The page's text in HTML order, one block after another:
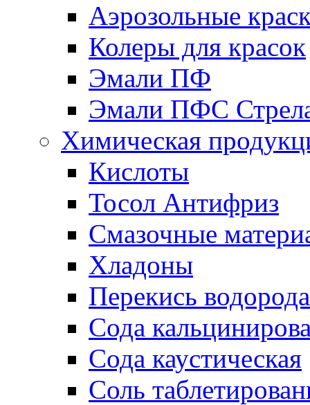
Аэрозольные
Колеры для красок
Эмали ПФ
Эмали ПФС
Химическая
Кислоты
Тосол Антифриз
Смазочные
Хладоны
Перекись водорода
Сода
Сода каустическая
Соль